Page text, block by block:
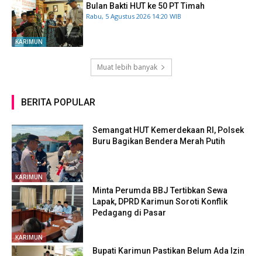
KARIMUN
Bulan Bakti HUT ke 50 PT Timah
Rabu, 5 Agustus 2026 14:20 WIB
Muat lebih banyak
BERITA POPULAR
KARIMUN
Semangat HUT Kemerdekaan RI, Polsek
Buru Bagikan Bendera Merah Putih
KARIMUN
Minta Perumda BBJ Tertibkan Sewa
Lapak, DPRD Karimun Soroti Konflik
Pedagang di Pasar
Bupati Karimun Pastikan Belum Ada Izin